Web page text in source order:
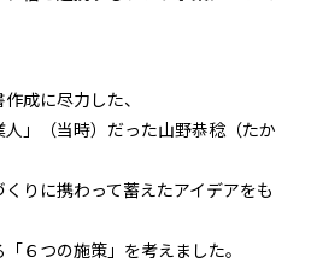
成に尽力した、
」（当時）だった山野恭稔（たか
りに携わって蓄えたアイデアをも
６つの施策」を考えました。